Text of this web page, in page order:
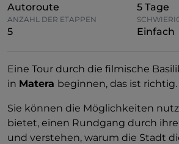
Autoroute 5 Tage
ANZAHL DER ETAPPEN
5 Einfach
Eine Tour durch die filmische
in Matera beginnen, das ist richtig.
Sie können die Möglichkeiten
bietet, einen Rundgang durch
und verstehen, warum die Stadt